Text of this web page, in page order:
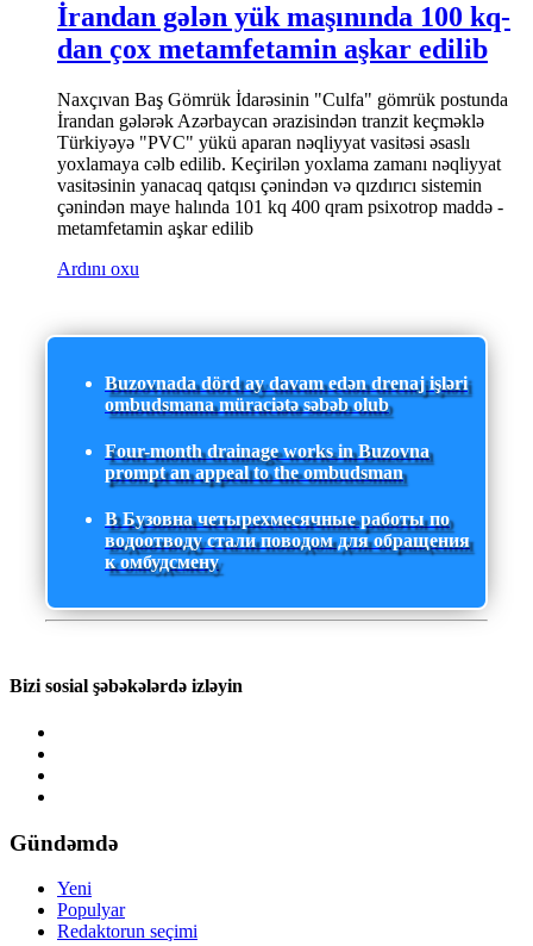
İrandan gələn yük maşınında 100 kq-
dan çox metamfetamin aşkar edilib
Naxçıvan Baş Gömrük İdarəsinin "Culfa" gömrük postunda
İrandan gələrək Azərbaycan ərazisindən tranzit keçməklə
Türkiyəyə "PVC" yükü aparan nəqliyyat vasitəsi əsaslı
yoxlamaya cəlb edilib. Keçirilən yoxlama zamanı nəqliyyat
vasitəsinin yanacaq qatqısı çənindən və qızdırıcı sistemin
çənindən maye halında 101 kq 400 qram psixotrop maddə -
metamfetamin aşkar edilib
Ardını oxu
Buzovnada dörd ay davam edən drenaj işləri
ombudsmana müraciətə səbəb olub
Four-month drainage works in Buzovna
prompt an appeal to the ombudsman
В Бузовна четырехмесячные работы по
водоотводу стали поводом для обращения
к омбудсмену
Bizi sosial şəbəkələrdə izləyin
Gündəmdə
Yeni
Populyar
Redaktorun seçimi